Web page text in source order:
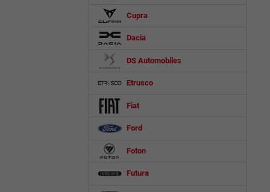
Cupra
Dacia
DS Automobiles
Etrusco
Fiat
Ford
Foton
Futura